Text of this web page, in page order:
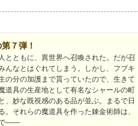
７弾！
とともに、異世界へ召喚された。だが召
んなとはぐれてしまう。しかし、フブキ
の分の加護まで貰っていたので、生きて
具の生産地として有名なシャールの町
、妙な既視感のある品が並ぶ。まるで日
それらの魔道具を作った錬金術師は、
で――